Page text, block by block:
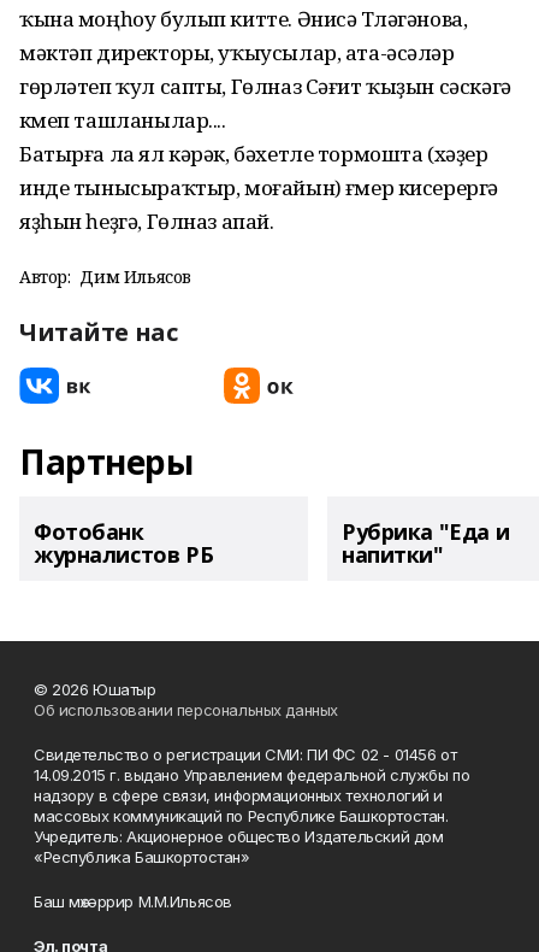
ҡына моңһоу булып китте. Әнисә Түләгәнова,
мәктәп директоры, уҡыусылар, ата-әсәләр
гөрләтеп ҡул сапты, Гөлназ Сәғит ҡыҙын сәскәгә
күмеп ташланылар....
Батырға ла ял кәрәк, бәхетле тормошта (хәҙер
инде тынысыраҡтыр, моғайын) ғүмер кисерергә
яҙһын һеҙгә, Гөлназ апай.
Автор: Дим Ильясов
Читайте нас
Партнеры
Фотобанк
журналистов РБ
Рубрика "Еда и
напитки"
© 2026 Юшатыр
Об использовании персональных данных
Свидетельство о регистрации СМИ: ПИ ФС 02 - 01456 от
14.09.2015 г. выдано Управлением федеральной службы по
надзору в сфере связи, информационных технологий и
массовых коммуникаций по Республике Башкортостан.
Учредитель: Акционерное общество Издательский дом
«Республика Башкортостан»
Баш мөхәррир М.М.Ильясов
Эл. почта